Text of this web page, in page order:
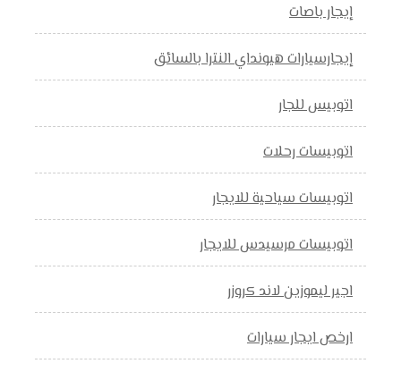
إيجار باصات
إيجارسيارات هيونداي النترا بالسائق
اتوبيس للجار
اتوبيسات رحلات
اتوبيسات سياحية للايجار
اتوبيسات مرسيدس للايجار
اجير ليموزين لاند كروزر
ارخص ايجار سيارات